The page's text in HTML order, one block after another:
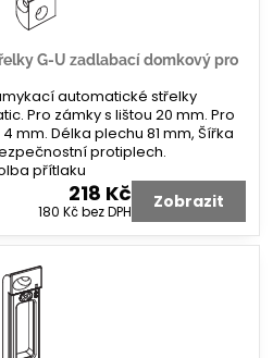
G-U zadlabací domkový pro
automatické střelky
Pro zámky s lištou 20 mm. Pro
mm. Délka plechu 81 mm, Šířka
protiplech.
přítlaku
218 Kč
180 Kčbez DPH Zobrazit